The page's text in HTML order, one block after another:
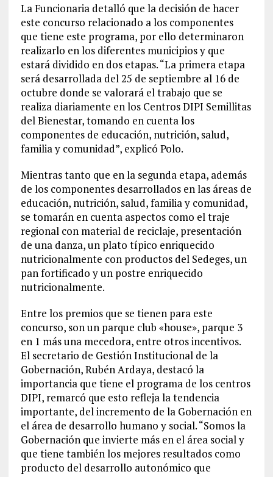
La Funcionaria detalló que la decisión de hacer
este concurso relacionado a los componentes
que tiene este programa, por ello determinaron
realizarlo en los diferentes municipios y que
estará dividido en dos etapas. “La primera etapa
será desarrollada del 25 de septiembre al 16 de
octubre donde se valorará el trabajo que se
realiza diariamente en los Centros DIPI Semillitas
del Bienestar, tomando en cuenta los
componentes de educación, nutrición, salud,
familia y comunidad”, explicó Polo.
Mientras tanto que en la segunda etapa, además
de los componentes desarrollados en las áreas de
educación, nutrición, salud, familia y comunidad,
se tomarán en cuenta aspectos como el traje
regional con material de reciclaje, presentación
de una danza, un plato típico enriquecido
nutricionalmente con productos del Sedeges, un
pan fortificado y un postre enriquecido
nutricionalmente.
Entre los premios que se tienen para este
concurso, son un parque club «house», parque 3
en 1 más una mecedora, entre otros incentivos.
El secretario de Gestión Institucional de la
Gobernación, Rubén Ardaya, destacó la
importancia que tiene el programa de los centros
DIPI, remarcó que esto refleja la tendencia
importante, del incremento de la Gobernación en
el área de desarrollo humano y social. “Somos la
Gobernación que invierte más en el área social y
que tiene también los mejores resultados como
producto del desarrollo autonómico que